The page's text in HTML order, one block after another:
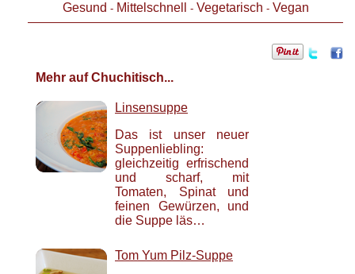
Gesund - Mittelschnell - Vegetarisch - Vegan
Mehr auf Chuchitisch...
Linsensuppe
Das ist unser neuer
Suppenliebling:
gleichzeitig erfrischend
und scharf, mit
Tomaten, Spinat und
feinen Gewürzen, und
die Suppe läs…
Tom Yum Pilz-Suppe